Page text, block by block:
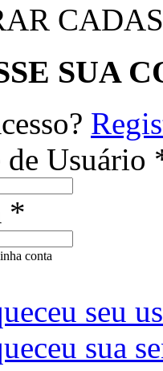
SUA
de Usuário
*
conta
seu
sua